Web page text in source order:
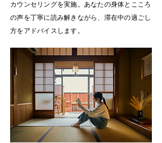
カウンセリングを実施。あなたの身体とこころ
の声を丁寧に読み解きながら、滞在中の過ごし
方をアドバイスします。